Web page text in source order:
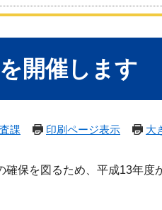
開催します
課 印刷ページ表示 大
保を図るため、平成13年度